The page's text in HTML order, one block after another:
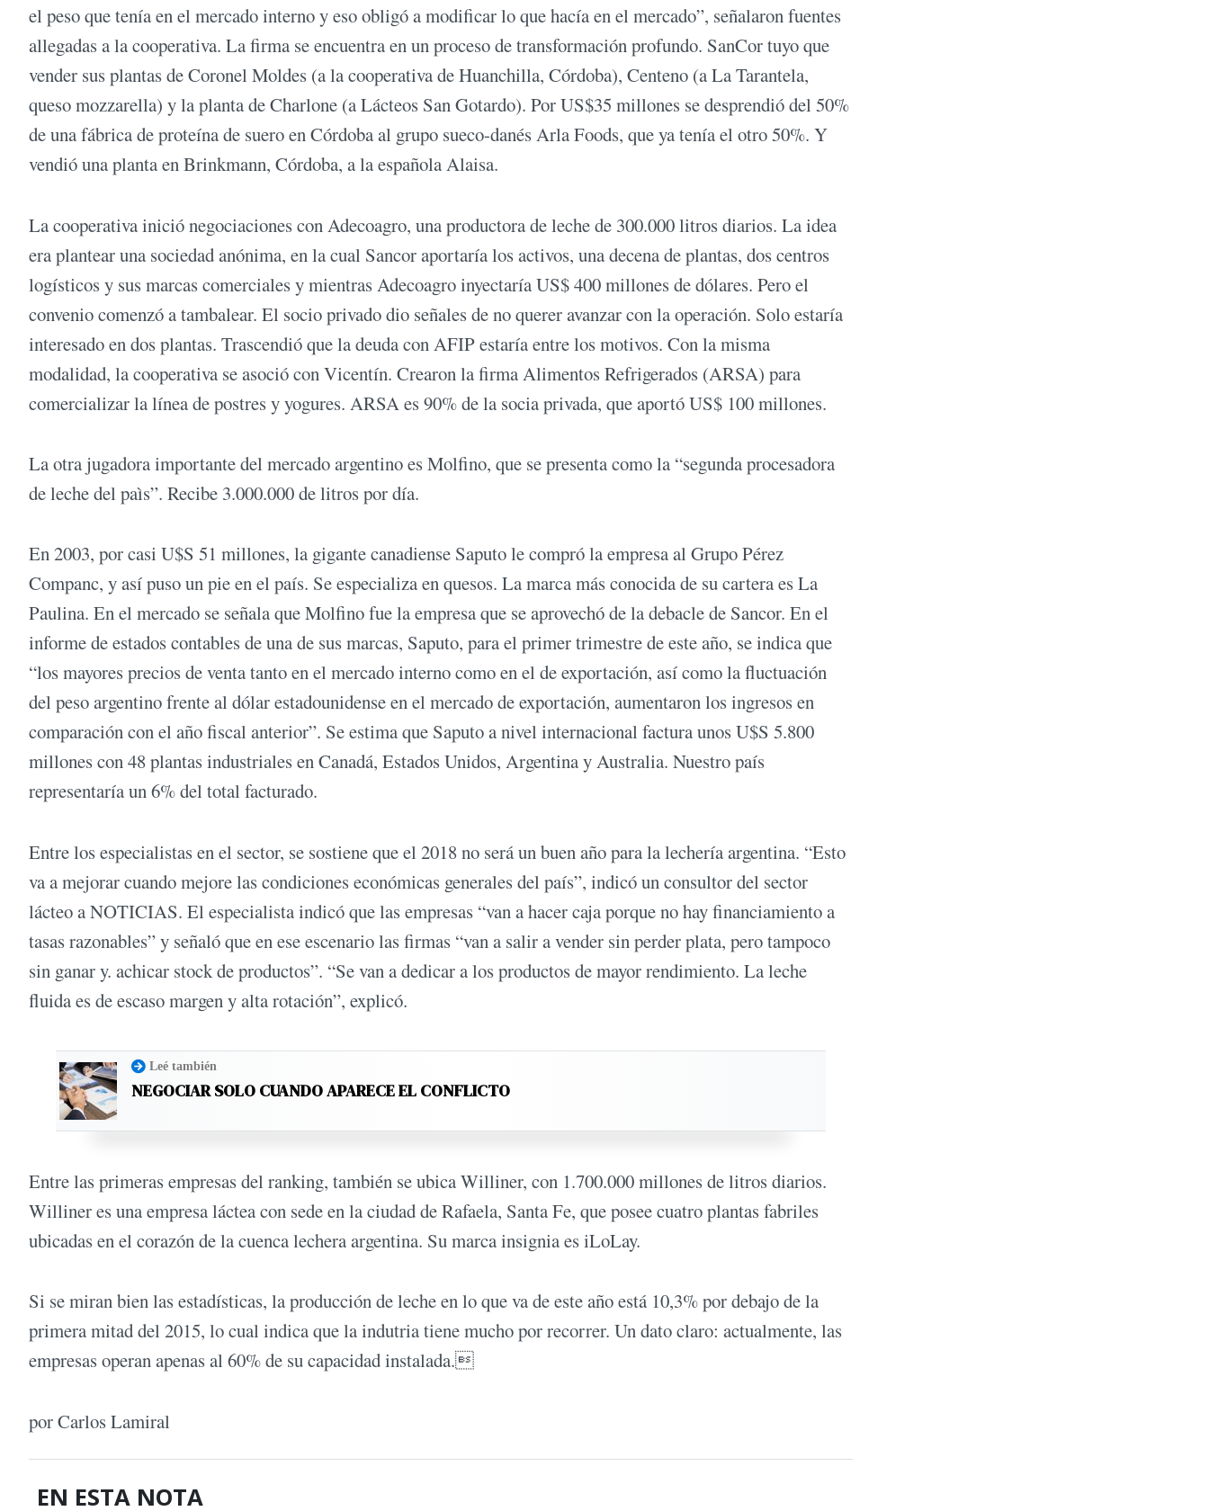
el peso que tenía en el mercado interno y eso obligó a modificar lo que hacía en el mercado”, señalaron fuentes
allegadas a la cooperativa. La firma se encuentra en un proceso de transformación profundo. SanCor tuyo que
vender sus plantas de Coronel Moldes (a la cooperativa de Huanchilla, Córdoba), Centeno (a La Tarantela,
queso mozzarella) y la planta de Charlone (a Lácteos San Gotardo). Por US$35 millones se desprendió del 50%
de una fábrica de proteína de suero en Córdoba al grupo sueco-danés Arla Foods, que ya tenía el otro 50%. Y
vendió una planta en Brinkmann, Córdoba, a la española Alaisa.
La cooperativa inició negociaciones con Adecoagro, una productora de leche de 300.000 litros diarios. La idea
era plantear una sociedad anónima, en la cual Sancor aportaría los activos, una decena de plantas, dos centros
logísticos y sus marcas comerciales y mientras Adecoagro inyectaría US$ 400 millones de dólares. Pero el
convenio comenzó a tambalear. El socio privado dio señales de no querer avanzar con la operación. Solo estaría
interesado en dos plantas. Trascendió que la deuda con AFIP estaría entre los motivos. Con la misma
modalidad, la cooperativa se asoció con Vicentín. Crearon la firma Alimentos Refrigerados (ARSA) para
comercializar la línea de postres y yogures. ARSA es 90% de la socia privada, que aportó US$ 100 millones.
La otra jugadora importante del mercado argentino es Molfino, que se presenta como la “segunda procesadora
de leche del paìs”. Recibe 3.000.000 de litros por día.
En 2003, por casi U$S 51 millones, la gigante canadiense Saputo le compró la empresa al Grupo Pérez
Companc, y así puso un pie en el país. Se especializa en quesos. La marca más conocida de su cartera es La
Paulina. En el mercado se señala que Molfino fue la empresa que se aprovechó de la debacle de Sancor. En el
informe de estados contables de una de sus marcas, Saputo, para el primer trimestre de este año, se indica que
“los mayores precios de venta tanto en el mercado interno como en el de exportación, así como la fluctuación
del peso argentino frente al dólar estadounidense en el mercado de exportación, aumentaron los ingresos en
comparación con el año fiscal anterior”. Se estima que Saputo a nivel internacional factura unos U$S 5.800
millones con 48 plantas industriales en Canadá, Estados Unidos, Argentina y Australia. Nuestro país
representaría un 6% del total facturado.
Entre los especialistas en el sector, se sostiene que el 2018 no será un buen año para la lechería argentina. “Esto
va a mejorar cuando mejore las condiciones económicas generales del país”, indicó un consultor del sector
lácteo a NOTICIAS. El especialista indicó que las empresas “van a hacer caja porque no hay financiamiento a
tasas razonables” y señaló que en ese escenario las firmas “van a salir a vender sin perder plata, pero tampoco
sin ganar y. achicar stock de productos”. “Se van a dedicar a los productos de mayor rendimiento. La leche
fluida es de escaso margen y alta rotación”, explicó.
Leé también
NEGOCIAR SOLO CUANDO APARECE EL CONFLICTO
Entre las primeras empresas del ranking, también se ubica Williner, con 1.700.000 millones de litros diarios.
Williner es una empresa láctea con sede en la ciudad de Rafaela, Santa Fe, que posee cuatro plantas fabriles
ubicadas en el corazón de la cuenca lechera argentina. Su marca insignia es iLoLay.
Si se miran bien las estadísticas, la producción de leche en lo que va de este año está 10,3% por debajo de la
primera mitad del 2015, lo cual indica que la indutria tiene mucho por recorrer. Un dato claro: actualmente, las
empresas operan apenas al 60% de su capacidad instalada.
por Carlos Lamiral
EN ESTA NOTA